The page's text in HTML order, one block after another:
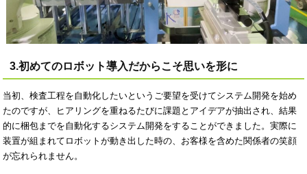
3.初めてのロボット導入だからこそ思いを形に
当初、検査工程を自動化したいというご要望を受けてシステム開発を始め
たのですが、ヒアリングを重ねるたびに課題とアイデアが抽出され、結果
的に梱包までを自動化するシステム開発をすることができました。実際に
装置が組まれてロボットが動き出した時の、お客様を含めた関係者の笑顔
が忘れられません。